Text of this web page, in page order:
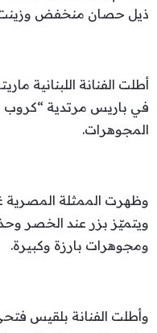
ذيل حصان منخفض
أطلت الفنانة اللبنانية
في باريس مرتدية “كروب
المجوهرات.
وظهرت الممثلة المصرية
ويتميّز بزر عند الخصر
ومجوهرات بارزة وكبيرة.
وأطلت الفنانة بلقيس